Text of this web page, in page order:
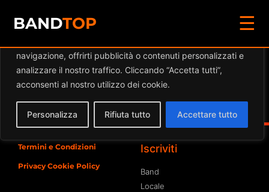
Diamo valore alla tua privacy
navigazione, offrirti pubblicità o contenuti personalizzati e
analizzare il nostro traffico. Cliccando “Accetta tutti”,
acconsenti al nostro utilizzo dei cookie.
Personalizza Rifiuta tutto Accettare tutto
BANDTOP
☰
Eventi aIN VINO VERITAS
Termini e Condizioni
Privacy Cookie Policy
Iscriviti
Band
Locale